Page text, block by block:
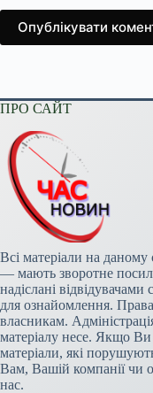
Опублікувати
ПРО САЙТ
Всі матеріали на даному
— мають зворотне
надіслані
для ознайомлення.
власникам.
матеріалу несе. Якщо
матеріали, які
Вам, Вашій компанії чи
нас.